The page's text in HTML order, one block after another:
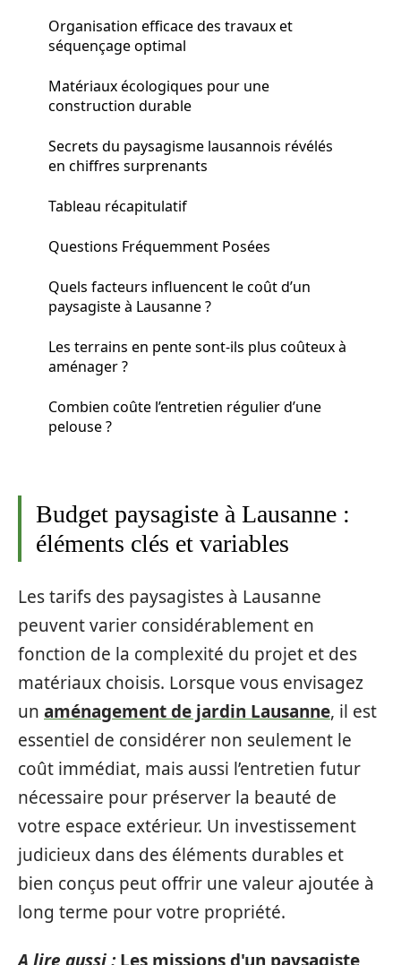
Organisation efficace des travaux et
séquençage optimal
Matériaux écologiques pour une
construction durable
Secrets du paysagisme lausannois révélés
en chiffres surprenants
Tableau récapitulatif
Questions Fréquemment Posées
Quels facteurs influencent le coût d’un
paysagiste à Lausanne ?
Les terrains en pente sont-ils plus coûteux à
aménager ?
Combien coûte l’entretien régulier d’une
pelouse ?
Budget paysagiste à Lausanne :
éléments clés et variables
Les tarifs des paysagistes à Lausanne
peuvent varier considérablement en
fonction de la complexité du projet et des
matériaux choisis. Lorsque vous envisagez
un aménagement de jardin Lausanne, il est
essentiel de considérer non seulement le
coût immédiat, mais aussi l’entretien futur
nécessaire pour préserver la beauté de
votre espace extérieur. Un investissement
judicieux dans des éléments durables et
bien conçus peut offrir une valeur ajoutée à
long terme pour votre propriété.